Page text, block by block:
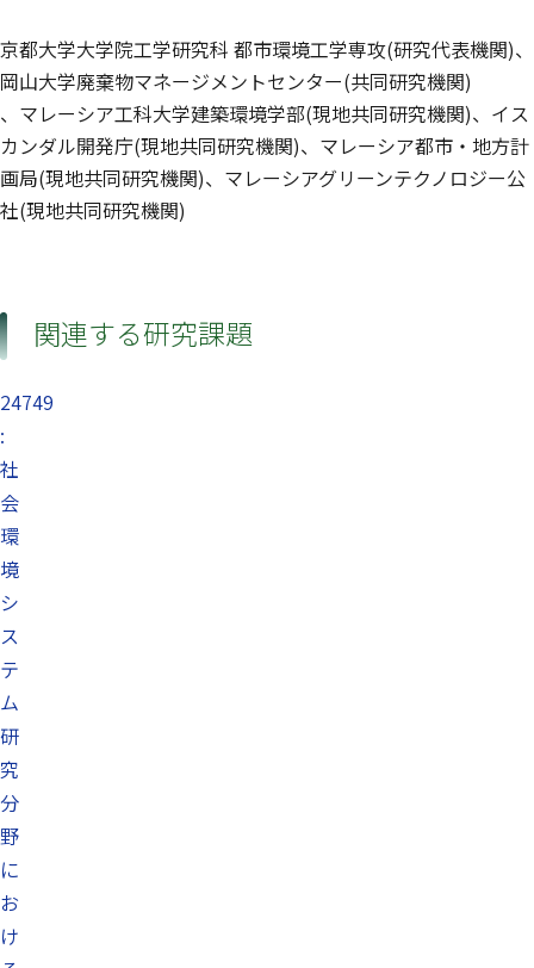
京都大学大学院工学研究科 都市環境工学専攻(研究代表機関)、
岡山大学廃棄物マネージメントセンター(共同研究機関)
、マレーシア工科大学建築環境学部(現地共同研究機関)、イス
カンダル開発庁(現地共同研究機関)、マレーシア都市・地方計
画局(現地共同研究機関)、マレーシアグリーンテクノロジー公
社(現地共同研究機関)
関連する研究課題
24749
:
社
会
環
境
シ
ス
テ
ム
研
究
分
野
に
お
け